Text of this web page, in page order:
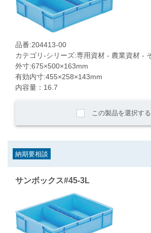
品番:204413-00
カテゴリ-シリーズ:専用資材 - 農業資材 -
外寸:675×500×163mm
有効内寸:455×258×143mm
内容量：16.7
この製品を選択する
納期要相談
サンボックス#45-3L